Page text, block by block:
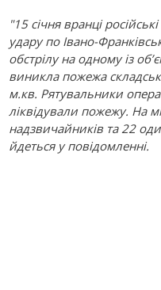
"15 січня вранці
удару по Івано-
обстрілу на одному із
виникла пожежа
м.кв. Рятувальники
ліквідували пожежу. На
надзвичайників та 22
йдеться у повідомленні.